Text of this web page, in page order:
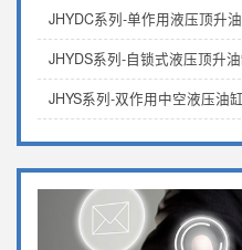
JHYDC系列-单作用液压顶升
JHYDS系列-自锁式液压顶升
JHYS系列-双作用中空液压油缸